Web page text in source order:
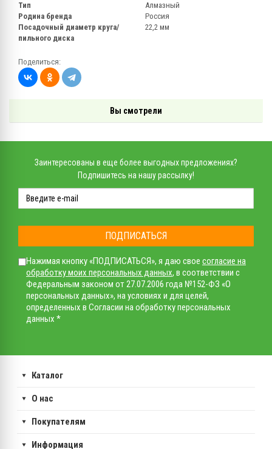
Тип
Алмазный
Родина бренда
Россия
Посадочный диаметр круга/
пильного диска
22,2 мм
Поделиться:
Вы смотрели
Заинтересованы в еще более выгодных предложениях?
Подпишитесь на нашу рассылку!
ПОДПИСАТЬСЯ
Нажимая кнопку «ПОДПИСАТЬСЯ», я даю свое согласие на
обработку моих персональных данных, в соответствии с
Федеральным законом от 27.07.2006 года №152-ФЗ «О
персональных данных», на условиях и для целей,
определенных в Согласии на обработку персональных
данных *
Каталог
О нас
Покупателям
Информация